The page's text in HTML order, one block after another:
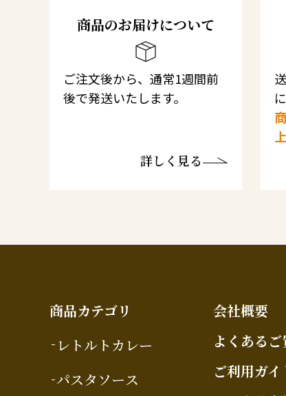
商品のお届けについて
ご注文後から、通常1週間前
後で発送いたします。
詳しく見る
商品カテゴリ
レトルトカレー
パスタソース
会社概要
よくあるご
ご利用ガイ